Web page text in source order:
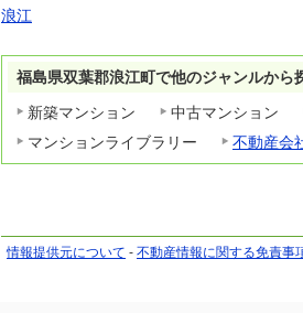
浪江
福島県双葉郡浪江町で他のジャンルから
新築マンション
中古マンション
マンションライブラリー
不動産会
情報提供元について - 不動産情報に関する免責事